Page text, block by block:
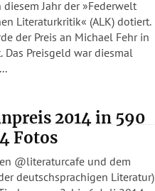
Jahr der »Federwelt
Literaturkritik« (ALK) dotiert.
der Preis an Michael Fehr in
Preisgeld war diesmal
2014 in 590
Fotos
@literaturcafe und dem
deutschsprachigen Literatur)